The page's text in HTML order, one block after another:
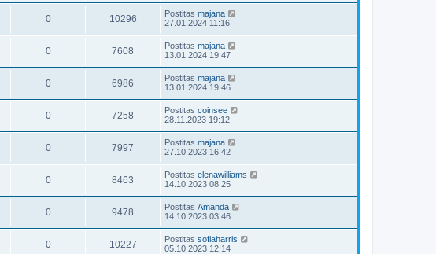
0 10296 Postitas majana
27.01.2024 11:16
0 7608 Postitas majana
13.01.2024 19:47
0 6986 Postitas majana
13.01.2024 19:46
0 7258 Postitas coinsee
28.11.2023 19:12
0 7997 Postitas majana
27.10.2023 16:42
0 8463 Postitas elenawilliams
14.10.2023 08:25
0 9478 Postitas Amanda
14.10.2023 03:46
0 10227 Postitas sofiaharris
05.10.2023 12:14